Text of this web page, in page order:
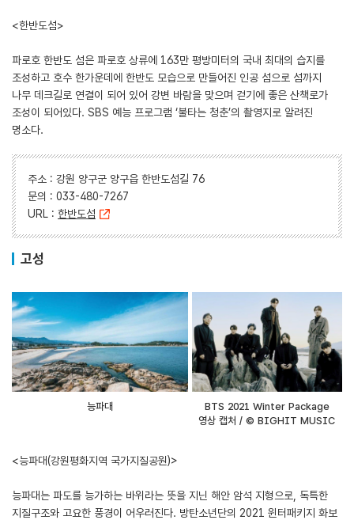
<한반도섬>
파로호 한반도 섬은 파로호 상류에 163만 평방미터의 국내 최대의 습지를
조성하고 호수 한가운데에 한반도 모습으로 만들어진 인공 섬으로 섬까지
나무 데크길로 연결이 되어 있어 강변 바람을 맞으며 걷기에 좋은 산책로가
조성이 되어있다. SBS 예능 프로그램 ‘불타는 청춘’의 촬영지로 알려진
명소다.
주소 : 강원 양구군 양구읍 한반도섬길 76
문의 : 033-480-7267
URL : 한반도섬
고성
능파대
BTS 2021 Winter Package
영상 캡처 / © BIGHIT MUSIC
<능파대(강원평화지역 국가지질공원)>
능파대는 파도를 능가하는 바위라는 뜻을 지닌 해안 암석 지형으로, 독특한
지질구조와 고요한 풍경이 어우러진다. 방탄소년단의 2021 윈터패키지 화보